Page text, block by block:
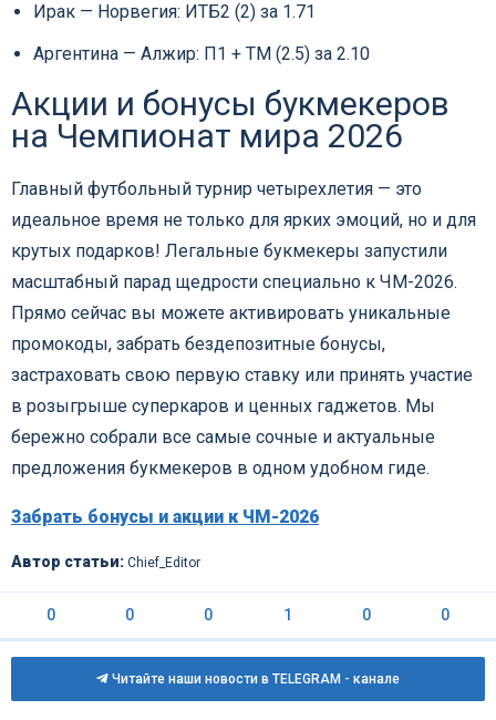
Ирак — Норвегия: ИТБ2 (2) за 1.71
Аргентина — Алжир: П1 + ТМ (2.5) за 2.10
Акции и бонусы букмекеров
на Чемпионат мира 2026
Главный футбольный турнир четырехлетия — это
идеальное время не только для ярких эмоций, но и для
крутых подарков! Легальные букмекеры запустили
масштабный парад щедрости специально к ЧМ-2026.
Прямо сейчас вы можете активировать уникальные
промокоды, забрать бездепозитные бонусы,
застраховать свою первую ставку или принять участие
в розыгрыше суперкаров и ценных гаджетов. Мы
бережно собрали все самые сочные и актуальные
предложения букмекеров в одном удобном гиде.
Забрать бонусы и акции к ЧМ-2026
Автор статьи: Chief_Editor
0 0 0 1 0 0
Читайте наши новости в TELEGRAM - канале